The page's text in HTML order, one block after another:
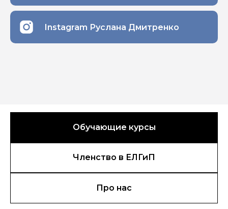
Instagram Руслана Дмитренко
Обучающие курсы
Членство в ЕЛГиП
Про нас